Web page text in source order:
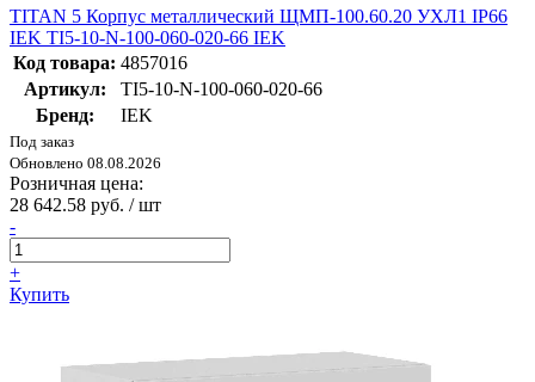
TITAN 5 Корпус металлический ЩМП-100.60.20 УХЛ1 IP66
IEK TI5-10-N-100-060-020-66 IEK
Код товара: 4857016
Артикул:
TI5-10-N-100-060-020-66
Бренд:
IEK
Под заказ
Обновлено 08.08.2026
Розничная цена:
28 642.58 руб. / шт
-
+
Купить